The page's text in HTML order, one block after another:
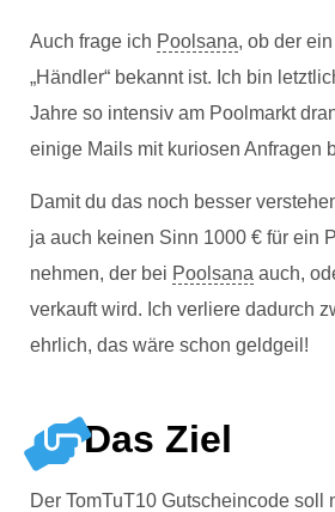
Auch frage ich Poolsana, ob der
„Händler“ bekannt ist. Ich bin
Jahre so intensiv am Poolmarkt
einige Mails mit kuriosen Anfragen
Damit du das noch besser
ja auch keinen Sinn 1000 € für ein
nehmen, der bei Poolsana auch,
verkauft wird. Ich verliere dadurch
ehrlich, das wäre schon geldgeil!
Das Ziel
Der TomTuT10 Gutscheincode soll